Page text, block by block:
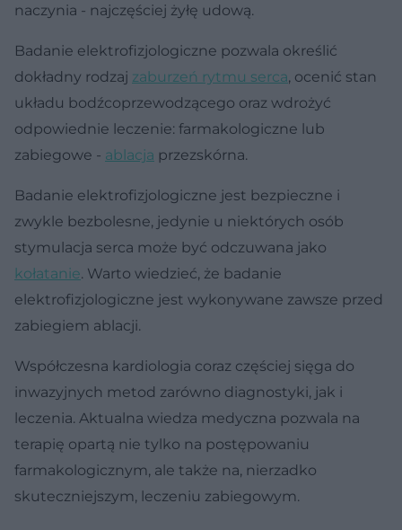
naczynia - najczęściej żyłę udową.
Badanie elektrofizjologiczne pozwala określić
dokładny rodzaj zaburzeń rytmu serca, ocenić stan
układu bodźcoprzewodzącego oraz wdrożyć
odpowiednie leczenie: farmakologiczne lub
zabiegowe - ablacja przezskórna.
Badanie elektrofizjologiczne jest bezpieczne i
zwykle bezbolesne, jedynie u niektórych osób
stymulacja serca może być odczuwana jako
kołatanie. Warto wiedzieć, że badanie
elektrofizjologiczne jest wykonywane zawsze przed
zabiegiem ablacji.
Współczesna kardiologia coraz częściej sięga do
inwazyjnych metod zarówno diagnostyki, jak i
leczenia. Aktualna wiedza medyczna pozwala na
terapię opartą nie tylko na postępowaniu
farmakologicznym, ale także na, nierzadko
skuteczniejszym, leczeniu zabiegowym.